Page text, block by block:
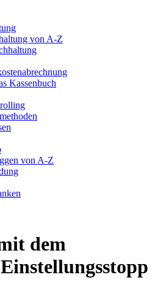
von A-Z
Kassenbuch
von A-Z
dem
Einstellungsstopp